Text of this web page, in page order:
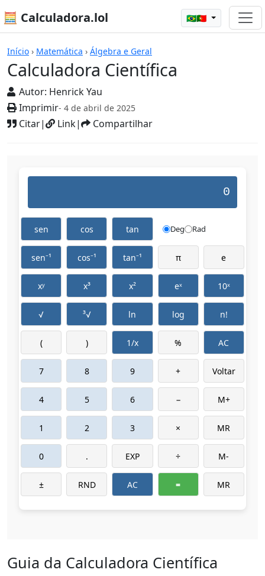
🧮 Calculadora.lol 🇧🇷🇵🇹
Início › Matemática › Álgebra e Geral
Calculadora Científica
Autor: Henrick Yau
Imprimir- 4 de abril de 2025
Citar| Link| Compartilhar
Calculadoras
0
sen cos tan Deg Rad
sen⁻¹ cos⁻¹ tan⁻¹ π e
xʸ x³ x² eˣ 10ˣ
√ ³√ ln log n!
( ) 1/x % AC
7 8 9 + Voltar
4 5 6 − M+
1 2 3 × MR
0 . EXP ÷ M-
± RND AC = MR
Guia da Calculadora Científica